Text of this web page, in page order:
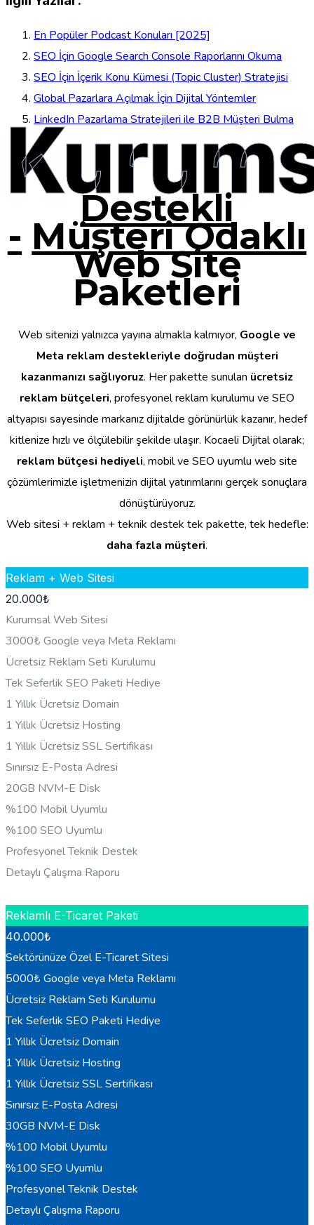
En Popüler Podcast Konuları [2025]
SEO İçin Google Search Console Raporlarını Okuma
SEO İçin İçerik Konu Kümesi (Topic Cluster) Stratejisi
Global Pazarlara Açılmak İçin Dijital Yöntemler
LinkedIn Pazarlama Stratejileri ile B2B Müşteri Bulma
Destekli
- Müşteri Odaklı
Web Site
Paketleri
Web sitenizi yalnızca yayına almakla kalmıyor, Google ve
Meta reklam destekleriyle doğrudan müşteri
kazanmanızı sağlıyoruz. Her pakette sunulan ücretsiz
reklam bütçeleri, profesyonel reklam kurulumu ve SEO
altyapısı sayesinde markanız dijitalde görünürlük kazanır, hedef
kitlenize hızlı ve ölçülebilir şekilde ulaşır. Kocaeli Dijital olarak;
reklam bütçesi hediyeli, mobil ve SEO uyumlu web site
çözümlerimizle işletmenizin dijital yatırımlarını gerçek sonuçlara
dönüştürüyoruz.
Web sitesi + reklam + teknik destek tek pakette, tek hedefle:
daha fazla müşteri.
Reklam + Web Sitesi
20.000₺
Kurumsal Web Sitesi
3000₺ Google veya Meta Reklamı
Ücretsiz Reklam Seti Kurulumu
Tek Seferlik SEO Paketi Hediye
1 Yıllık Ücretsiz Domain
1 Yıllık Ücretsiz Hosting
1 Yıllık Ücretsiz SSL Sertifikası
Sınırsız E-Posta Adresi
20GB NVM-E Disk
%100 Mobil Uyumlu
%100 SEO Uyumlu
Profesyonel Teknik Destek
Detaylı Çalışma Raporu
Reklamlı E-Ticaret Paketi
40.000₺
Sektörünüze Özel E-Ticaret Sitesi
5000₺ Google veya Meta Reklamı
Ücretsiz Reklam Seti Kurulumu
Tek Seferlik SEO Paketi Hediye
1 Yıllık Ücretsiz Domain
1 Yıllık Ücretsiz Hosting
1 Yıllık Ücretsiz SSL Sertifikası
Sınırsız E-Posta Adresi
30GB NVM-E Disk
%100 Mobil Uyumlu
%100 SEO Uyumlu
Profesyonel Teknik Destek
Detaylı Çalışma Raporu